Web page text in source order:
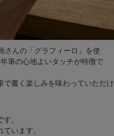
さんの「グラフィーロ」を使
筆の心地よいタッチが特徴で
書く楽しみを味わっていただけ
。
います。